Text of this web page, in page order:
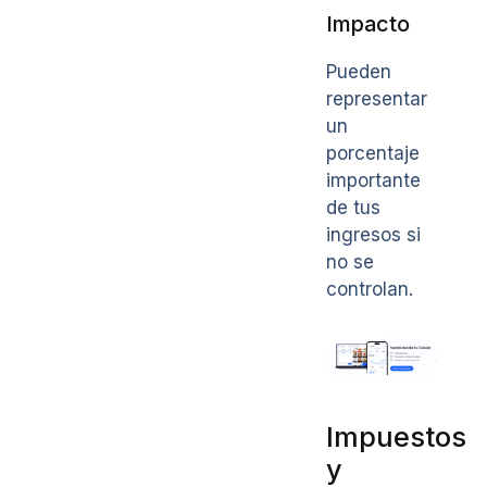
Impacto
Pueden
representar
un
porcentaje
importante
de tus
ingresos si
no se
controlan.
Impuestos
y